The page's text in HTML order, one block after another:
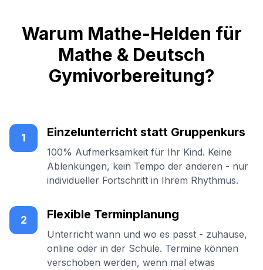
Warum Mathe-Helden für
Mathe & Deutsch
Gymivorbereitung?
1 Einzelunterricht statt Gruppenkurs
100% Aufmerksamkeit für Ihr Kind. Keine
Ablenkungen, kein Tempo der anderen - nur
individueller Fortschritt in Ihrem Rhythmus.
2 Flexible Terminplanung
Unterricht wann und wo es passt - zuhause,
online oder in der Schule. Termine können
verschoben werden, wenn mal etwas